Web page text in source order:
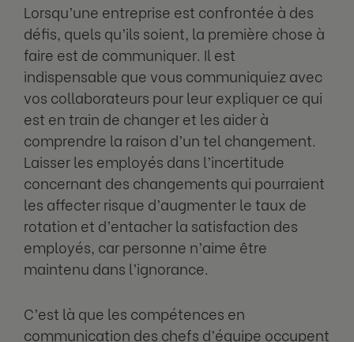
Lorsqu’une entreprise est confrontée à des
défis, quels qu’ils soient, la première chose à
faire est de communiquer. Il est
indispensable que vous communiquiez avec
vos collaborateurs pour leur expliquer ce qui
est en train de changer et les aider à
comprendre la raison d’un tel changement.
Laisser les employés dans l’incertitude
concernant des changements qui pourraient
les affecter risque d’augmenter le taux de
rotation et d’entacher la satisfaction des
employés, car personne n’aime être
maintenu dans l’ignorance.
C’est là que les compétences en
communication des chefs d’équipe occupent